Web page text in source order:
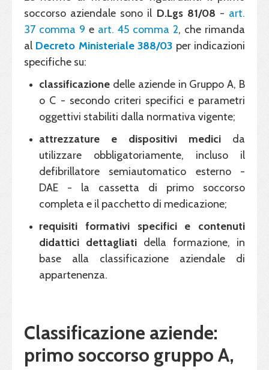
soccorso aziendale sono il D.Lgs 81/08 - art.
37 comma 9 e art. 45 comma 2, che rimanda
al Decreto Ministeriale 388/03 per indicazioni
specifiche su:
classificazione delle aziende in Gruppo A, B
o C - secondo criteri specifici e parametri
oggettivi stabiliti dalla normativa vigente;
attrezzature e dispositivi medici da
utilizzare obbligatoriamente, incluso il
defibrillatore semiautomatico esterno -
DAE - la cassetta di primo soccorso
completa e il pacchetto di medicazione;
requisiti formativi
specifici
e contenuti
didattici dettagliati della formazione, in
base alla classificazione aziendale di
appartenenza.
Classificazione aziende:
primo soccorso gruppo A,